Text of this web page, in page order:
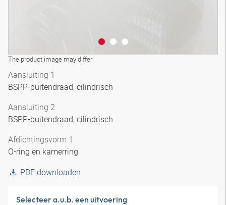
The product image may differ
Aansluiting 1
BSPP-buitendraad, cilindrisch
Aansluiting 2
BSPP-buitendraad, cilindrisch
Afdichtingsvorm 1
O-ring en kamerring
PDF downloaden
Selecteer a.u.b. een uitvoering